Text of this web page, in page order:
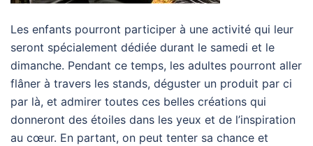
Les enfants pourront participer à une activité qui leur
seront spécialement dédiée durant le samedi et le
dimanche. Pendant ce temps, les adultes pourront aller
flâner à travers les stands, déguster un produit par ci
par là, et admirer toutes ces belles créations qui
donneront des étoiles dans les yeux et de l’inspiration
au cœur. En partant, on peut tenter sa chance et